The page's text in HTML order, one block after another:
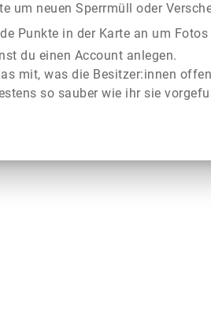
um neuen Sperrmüll oder
Punkte in der Karte an um
du einen Account anlegen.
mit, was die Besitzer:innen
so sauber wie ihr sie